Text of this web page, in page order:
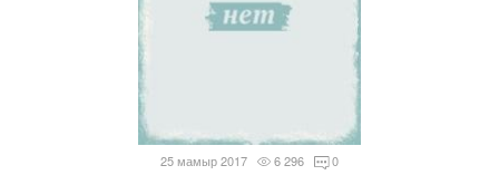
25 мамыр 2017 6 296 0